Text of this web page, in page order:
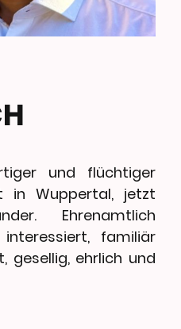
und flüchtiger
in Wuppertal, jetzt
Ehrenamtlich
familiär
gesellig, ehrlich und